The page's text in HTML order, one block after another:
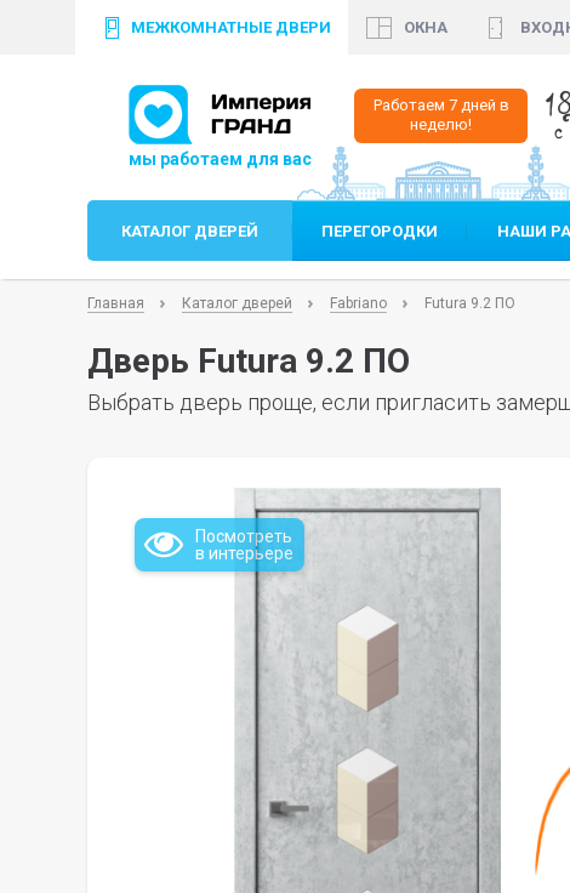
МЕЖКОМНАТНЫЕ ДВЕРИ ОКНА
Работаем 7 дней в
неделю!
+7 (812) 640 35 99 +7
КАТАЛОГ ДВЕРЕЙ ПЕРЕГОРОДКИ НАШИ
Главная Каталог дверей Fabriano Futura 9.2 ПО
Дверь Futura 9.2 ПО
Выбрать дверь проще, если пригласить
Посмотреть
в интерьере